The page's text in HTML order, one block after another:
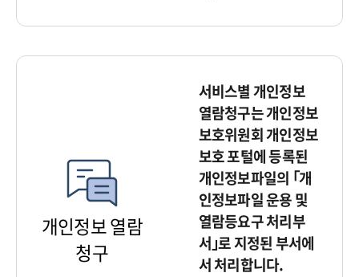
개인정보 열람
청구
서비스별 개인정보
열람청구는 개인정보
보호위원회 개인정보
보호 포털에 등록된
개인정보파일의 ｢개
인정보파일 운용 및
열람등요구 처리부
서｣로 지정된 부서에
서 처리합니다.